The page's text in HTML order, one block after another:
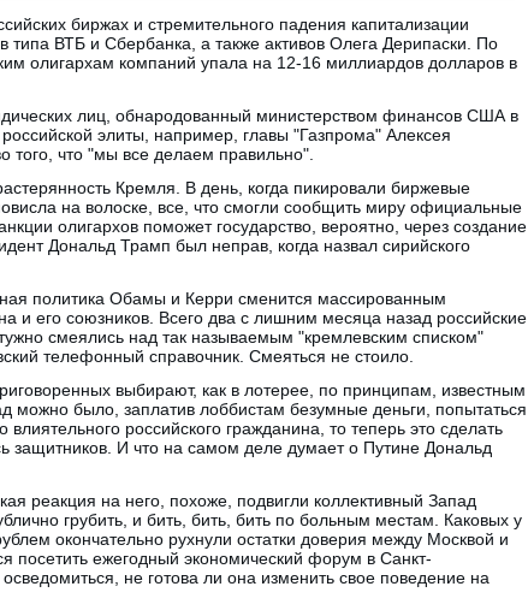
биржах и стремительного падения капитализации
типа ВТБ и Сбербанка, а также активов Олега Дерипаски. По
олигархам компаний упала на 12-16 миллиардов долларов в
лиц, обнародованный министерством финансов США в
элиты, например, главы "Газпрома" Алексея
того, что "мы все делаем правильно".
Кремля. В день, когда пикировали биржевые
на волоске, все, что смогли сообщить миру официальные
олигархов поможет государство, вероятно, через создание
Дональд Трамп был неправ, когда назвал сирийского
политика Обамы и Керри сменится массированным
и его союзников. Всего два с лишним месяца назад российские
смеялись над так называемым "кремлевским списком"
телефонный справочник. Смеяться не стоило.
выбирают, как в лотерее, по принципам, известным
было, заплатив лоббистам безумные деньги, попытаться
российского гражданина, то теперь это сделать
защитников. И что на самом деле думает о Путине Дональд
реакция на него, похоже, подвигли коллективный Запад
грубить, и бить, бить, бить по больным местам. Каковых у
окончательно рухнули остатки доверия между Москвой и
ежегодный экономический форум в Санкт-
не готова ли она изменить свое поведение на